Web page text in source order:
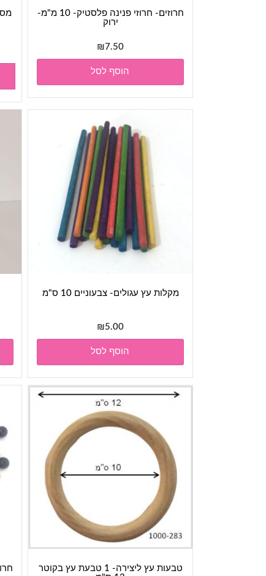
חרוזים- חרוזי פנינה פלסטיק- 10 מ"מ-
ירוק
₪7.50
הוסף לסל
מקלות עץ עגולים- צבעוניים 10 ס"מ
₪5.00
הוסף לסל
טבעות עץ ליצירה- 1 טבעת עץ בקוטר